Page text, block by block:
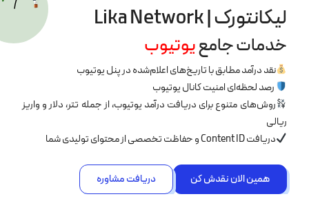
لیکانتورک | Lika Network
خدمات جامعیوتیوب
نقد درآمد مطابق با تاریخ‌های اعلام‌شده در پنل یوتیوب
رصد لحظه‌ای امنیت کانال یوتیوب
روش‌های متنوع برای دریافت درآمد یوتیوب، از جمله تتر، دلار و واریز
ریالی
دریافت Content ID و حفاظت تخصصی از محتوای تولیدی شما
همین الان نقدش کن دریافت مشاوره